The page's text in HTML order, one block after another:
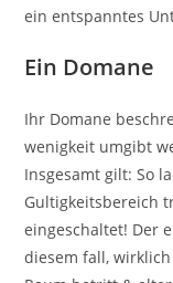
ein entspanntes
Ein Domane
Ihr Domane
wenigkeit umgibt
Insgesamt gilt: So
Gultigkeitsbereich
eingeschaltet! Der
diesem fall,